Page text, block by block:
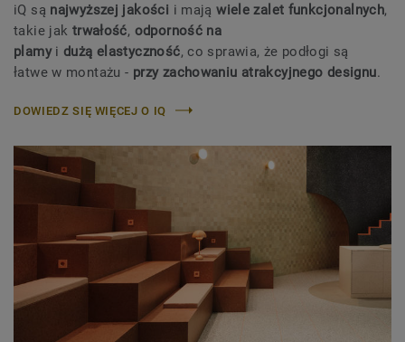
iQ są najwyższej jakości i mająwiele zalet funkcjonalnych,
takie jak trwałość, odporność na
plamyi dużą elastyczność, co sprawia, że podłogi są
łatwe w montażu - przy zachowaniu atrakcyjnego designu.
DOWIEDZ SIĘ WIĘCEJ O IQ